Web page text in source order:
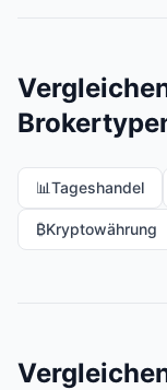
📊Tageshandel
₿Kryptowährung